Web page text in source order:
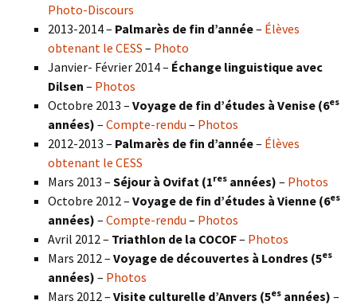
Photo-Discours
2013-2014 – Palmarès de fin d’année– Élèves
obtenant le CESS – Photo
Janvier- Février 2014 – Échange linguistique avec
Dilsen – Photos
Octobre 2013 – Voyage de fin d’études à Venise (6es
années) – Compte-rendu – Photos
2012-2013 – Palmarès de fin d’année– Élèves
obtenant le CESS
Mars 2013 – Séjour à Ovifat (1res années) – Photos
Octobre 2012 – Voyage de fin d’études à Vienne (6es
années) – Compte-rendu – Photos
Avril 2012 – Triathlon de la COCOF– Photos
Mars 2012 – Voyage de découvertes à Londres (5es
années) – Photos
Mars 2012 – Visite culturelle d’Anvers (5es années) –